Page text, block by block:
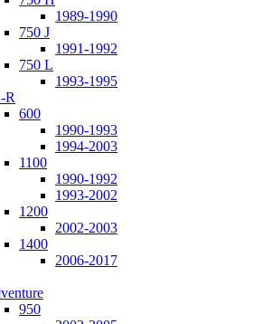
1989-1990
750 J
1991-1992
750 L
1993-1995
R
600
1990-1993
1994-2003
1100
1990-1992
1993-2002
1200
2002-2003
1400
2006-2017
950